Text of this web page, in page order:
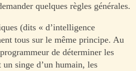
quelques règles générales.
(dits « d’intelligence
tous sur le même principe. Au
de déterminer les
singe d’un humain, les